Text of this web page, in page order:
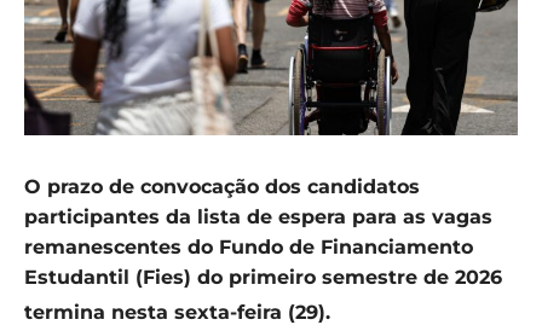
O prazo de convocação dos candidatos
participantes da lista de espera para as vagas
remanescentes do Fundo de Financiamento
Estudantil (Fies) do primeiro semestre de 2026
termina nesta sexta-feira (29).